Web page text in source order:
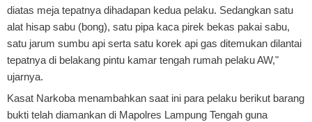
diatas meja tepatnya dihadapan kedua pelaku. Sedangkan satu
alat hisap sabu (bong), satu pipa kaca pirek bekas pakai sabu,
satu jarum sumbu api serta satu korek api gas ditemukan dilantai
tepatnya di belakang pintu kamar tengah rumah pelaku AW,"
ujarnya.
Kasat Narkoba menambahkan saat ini para pelaku berikut barang
bukti telah diamankan di Mapolres Lampung Tengah guna